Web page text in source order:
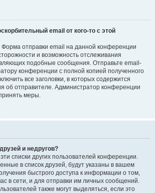
email от кого-то с этой
отправки email на данной конференции
и возможность отслеживания
подобные сообщения. Отправьте email-
конференции с полной копией полученного
все заголовки, в которых содержится
об отправителе. Администратор конференции
меры.
и недругов?
списки других пользователей конференции.
в список друзей, будут указаны в вашем
быстрого доступа к информации о том,
в сети, и для отправки им личных сообщений.
также могут выделяться, если это